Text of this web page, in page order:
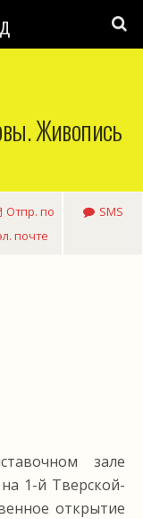
Живопись
Отпр. по
почте
SMS
зале
1-й Тверской-
открытие